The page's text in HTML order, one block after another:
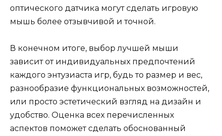
оптического датчика могут сделать игровую
мышь более отзывчивой и точной.
В конечном итоге, выбор лучшей мыши
зависит от индивидуальных предпочтений
каждого энтузиаста игр, будь то размер и вес,
разнообразие функциональных возможностей,
или просто эстетический взгляд на дизайн и
удобство. Оценка всех перечисленных
аспектов поможет сделать обоснованный